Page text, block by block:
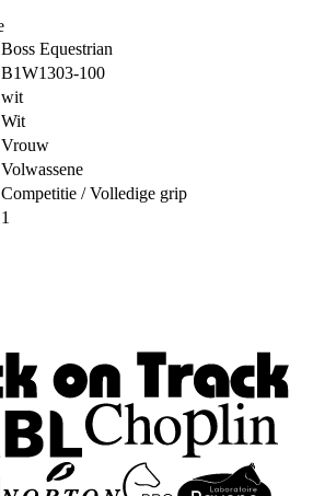
Boss Equestrian
B1W1303-100
wit
Wit
Vrouw
Volwassene
Competitie / Volledige grip
1